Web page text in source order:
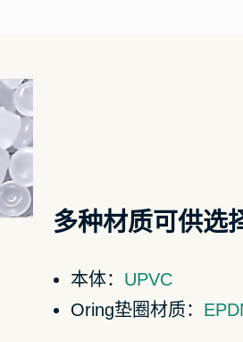
多种材质可供选
本体： UPVC
Oring垫圈材质：